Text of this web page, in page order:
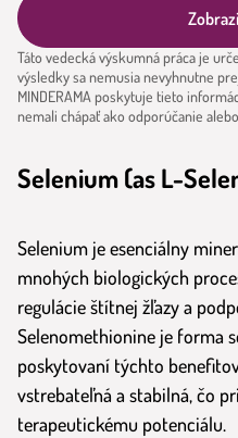
Táto vedecká výskumná práca je
výsledky sa nemusia nevyhnutne
MINDERAMA poskytuje tieto
nemali chápať ako odporúčanie
Selenium (as L-
Selenium je esenciálny
mnohých biologických
regulácie štítnej žľazy a
Selenomethionine je forma
poskytovaní týchto
vstrebateľná a stabilná, čo
terapeutickému potenciálu.